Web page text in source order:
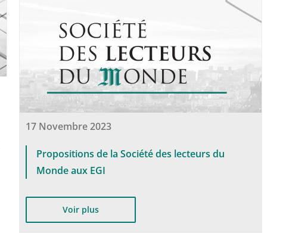
17 Novembre 2023
Propositions de la Société des lecteurs du
Monde aux EGI
Voir plus